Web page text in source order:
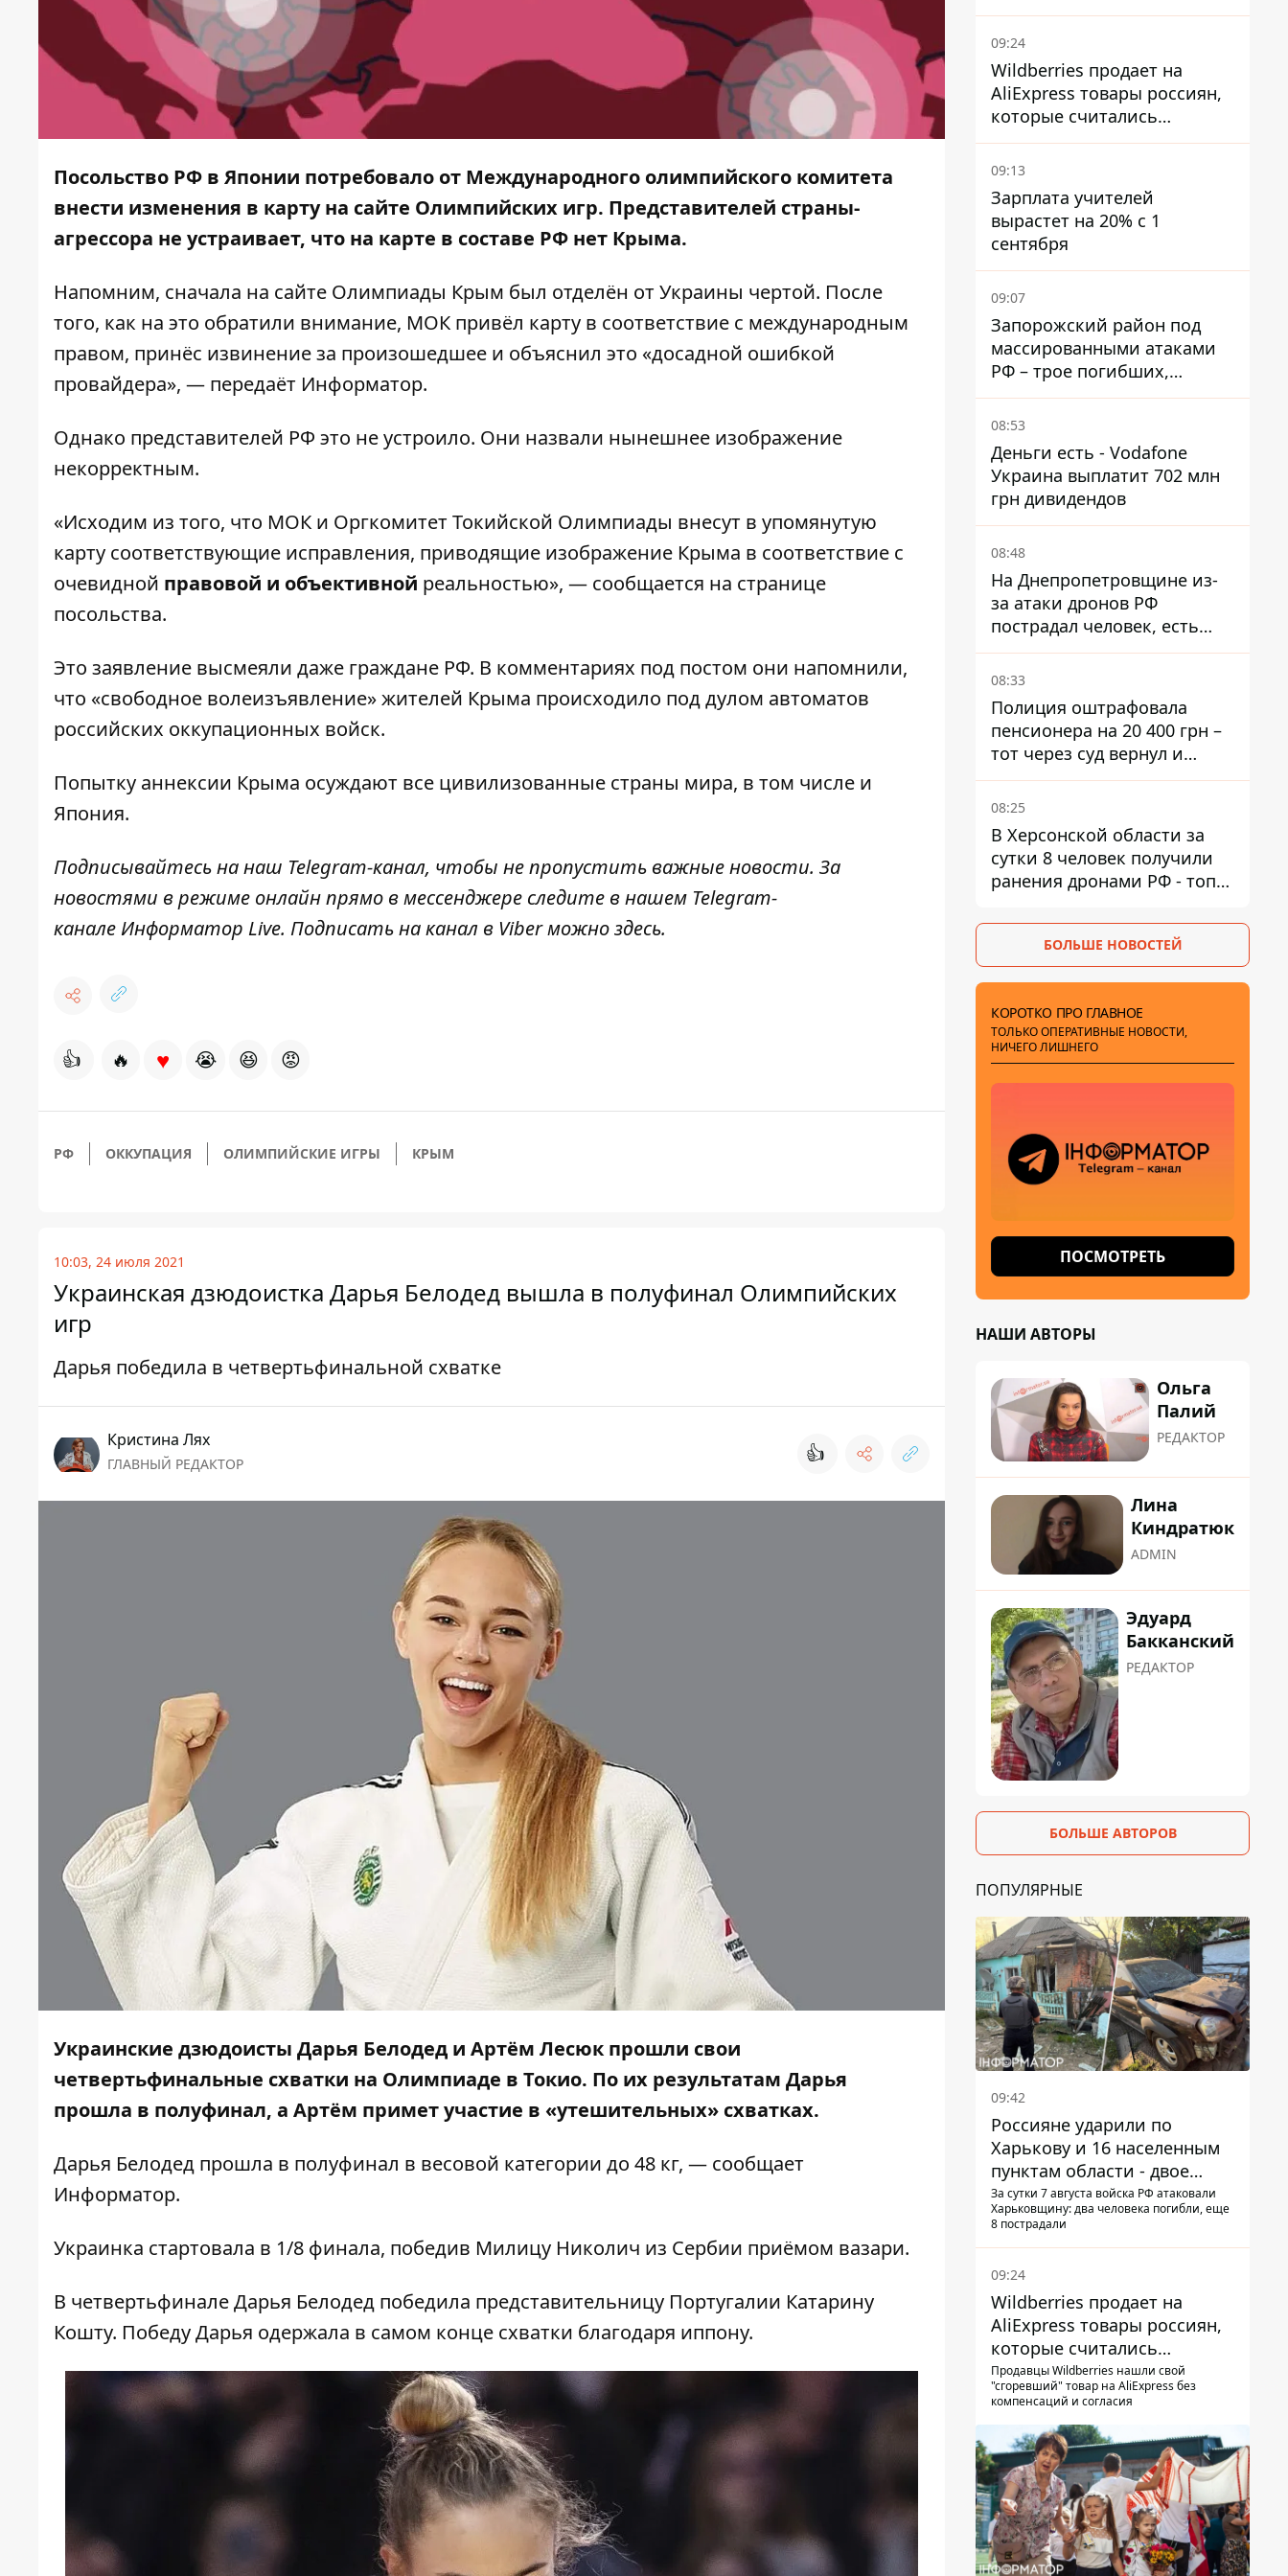
Посольство РФ в Японии потребовало от Международного олимпийского комитета
внести изменения в карту на сайте Олимпийских игр. Представителей страны-
агрессора не устраивает, что на карте в составе РФ нет Крыма.
Напомним, сначала на сайте Олимпиады Крым был отделён от Украины чертой. После
того, как на это обратили внимание, МОК привёл карту в соответствие с международным
правом, принёс извинение за произошедшее и объяснил это «досадной ошибкой
провайдера», — передаёт Информатор.
Однако представителей РФ это не устроило. Они назвали нынешнее изображение
некорректным.
«Исходим из того, что МОК и Оргкомитет Токийской Олимпиады внесут в упомянутую
карту соответствующие исправления, приводящие изображение Крыма в соответствие с
очевидной правовой и объективной реальностью», — сообщается на странице
посольства.
Это заявление высмеяли даже граждане РФ. В комментариях под постом они напомнили,
что «свободное волеизъявление» жителей Крыма происходило под дулом автоматов
российских оккупационных войск.
Попытку аннексии Крыма осуждают все цивилизованные страны мира, в том числе и
Япония.
Подписывайтесь на наш Telegram-канал, чтобы не пропустить важные новости. За
новостями в режиме онлайн прямо в мессенджере следите в нашем Telegram-
канале Информатор Live. Подписать на канал в Viber можноздесь.
👍 🔥 ♥ 😭 😆 😡
РФ ОККУПАЦИЯ ОЛИМПИЙСКИЕ ИГРЫ КРЫМ
10:03, 24 июля 2021
Украинская дзюдоистка Дарья Белодед вышла в полуфинал Олимпийских
игр
Дарья победила в четвертьфинальной схватке
Кристина Лях
ГЛАВНЫЙ РЕДАКТОР 👍
Украинские дзюдоисты Дарья Белодед и Артём Лесюк прошли свои
четвертьфинальные схватки на Олимпиаде в Токио. По их результатам Дарья
прошла в полуфинал, а Артём примет участие в «утешительных» схватках.
Дарья Белодед прошла в полуфинал в весовой категории до 48 кг, — сообщает
Информатор.
Украинка стартовала в 1/8 финала, победив Милицу Николич из Сербии приёмом вазари.
В четвертьфинале Дарья Белодед победила представительницу Португалии Катарину
Кошту. Победу Дарья одержала в самом конце схватки благодаря иппону.
09:24
Wildberries продает на
AliExpress товары россиян,
которые считались
уничтоженными на складах
09:13
Зарплата учителей
вырастет на 20% с 1
сентября
09:07
Запорожский район под
массированными атаками
РФ – трое погибших,
четверо раненых
08:53
Деньги есть - Vodafone
Украина выплатит 702 млн
грн дивидендов
08:48
На Днепропетровщине из-
за атаки дронов РФ
пострадал человек, есть
пожары и повреждения
08:33
Полиция оштрафовала
пенсионера на 20 400 грн –
тот через суд вернул и
деньги, и получил 3 тыс.
грн морального вреда
08:25
В Херсонской области за
сутки 8 человек получили
ранения дронами РФ - топ
БОЛЬШЕ НОВОСТЕЙ
КОРОТКО ПРО ГЛАВНОЕ
ТОЛЬКО ОПЕРАТИВНЫЕ НОВОСТИ,
НИЧЕГО ЛИШНЕГО
ПОСМОТРЕТЬ
НАШИ АВТОРЫ
Ольга
Палий
РЕДАКТОР
Лина
Киндратюк
ADMIN
Эдуард
Бакканский
РЕДАКТОР
БОЛЬШЕ АВТОРОВ
ПОПУЛЯРНЫЕ
09:42
Россияне ударили по
Харькову и 16 населенным
пунктам области - двое
погибших
За сутки 7 августа войска РФ атаковали
Харьковщину: два человека погибли, еще
8 пострадали
09:24
Wildberries продает на
AliExpress товары россиян,
которые считались
уничтоженными на складах
Продавцы Wildberries нашли свой
"сгоревший" товар на AliExpress без
компенсаций и согласия